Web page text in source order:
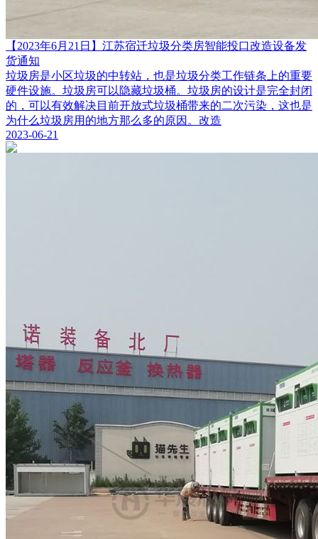
【2023年6月21日】江苏宿迁垃圾分类房智能投口改造设备发
货通知
垃圾房是小区垃圾的中转站，也是垃圾分类工作链条上的重要
硬件设施。垃圾房可以隐藏垃圾桶。垃圾房的设计是完全封闭
的，可以有效解决目前开放式垃圾桶带来的二次污染，这也是
为什么垃圾房用的地方那么多的原因。改造
2023-06-21